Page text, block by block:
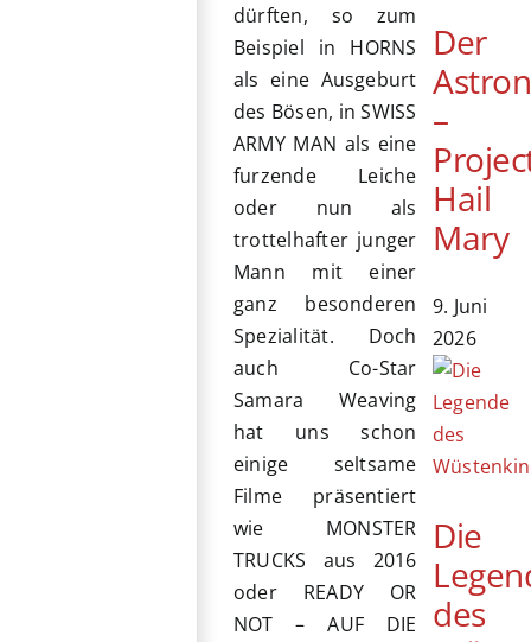
dürften, so zum
Beispiel in HORNS
als eine Ausgeburt
des Bösen, in SWISS
ARMY MAN als eine
furzende Leiche
oder nun als
trottelhafter junger
Mann mit einer
ganz besonderen
Spezialität. Doch
auch Co-Star
Samara Weaving
hat uns schon
einige seltsame
Filme präsentiert
wie MONSTER
TRUCKS aus 2016
oder READY OR
NOT – AUF DIE
Der
–
Hail
Mary
9. Juni
2026
Die
des